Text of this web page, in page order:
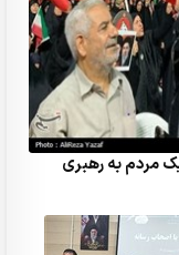
مردم به رهبری